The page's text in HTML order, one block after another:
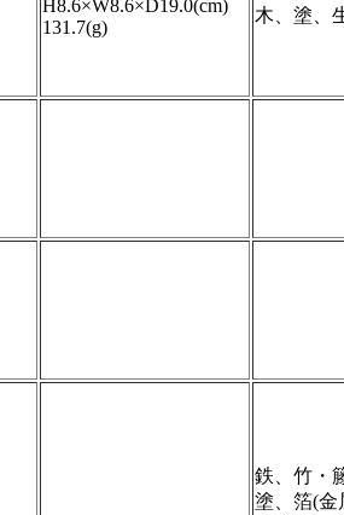
H8.6×W8.6×D19.0(cm)
131.7(g)
木、塗、
鉄、竹・
塗、箔(金